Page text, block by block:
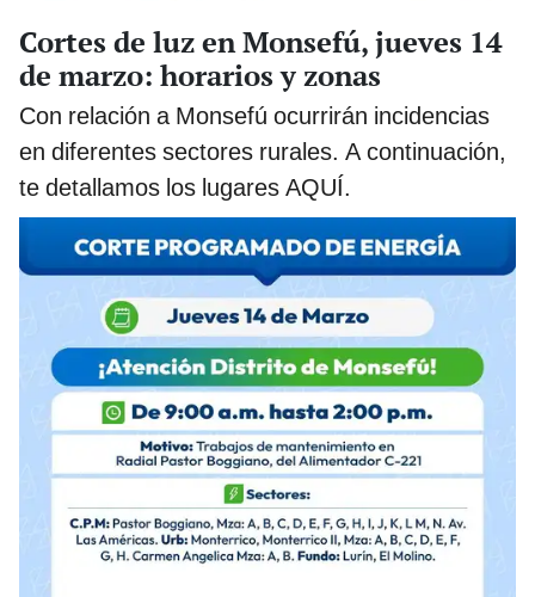
Cortes de luz en Monsefú, jueves 14
de marzo: horarios y zonas
Con relación a Monsefú ocurrirán incidencias
en diferentes sectores rurales. A continuación,
te detallamos los lugares AQUÍ.